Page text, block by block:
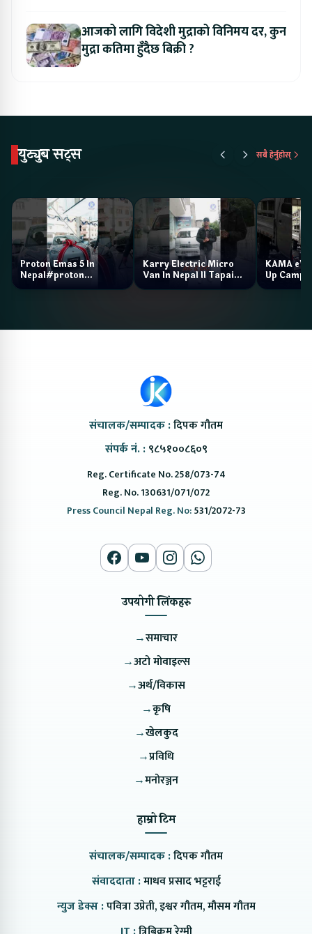
आजको लागि विदेशी मुद्राको विनिमय दर, कुन
मुद्रा कतिमा हुँदैछ बिक्री ?
युट्युब सट्स सबै हेर्नुहोस्
Proton Emas 5 In
Nepal#proton
#protonemas5#protonnepal#evcarnepal
Karry Electric Micro
Van In Nepal II Tapaiko
Bazar II Jankari
KAMA eV
Up Camp
संचालक/सम्पादक :दिपक गौतम
संपर्क नं. : ९८५१००८६०९
Reg. Certificate No. 258/073-74
Reg. No. 130631/071/072
Press Council Nepal Reg. No:531/2072-73
उपयोगी लिंकहरु
→समाचार
→अटो मोवाइल्स
→अर्थ/विकास
→कृषि
→खेलकुद
→प्रविधि
→मनोरञ्जन
हाम्रो टिम
संचालक/सम्पादक :दिपक गौतम
संवाददाता :माधव प्रसाद भट्टराई
न्युज डेक्स :पवित्रा उप्रेती, इश्वर गौतम, मौसम गौतम